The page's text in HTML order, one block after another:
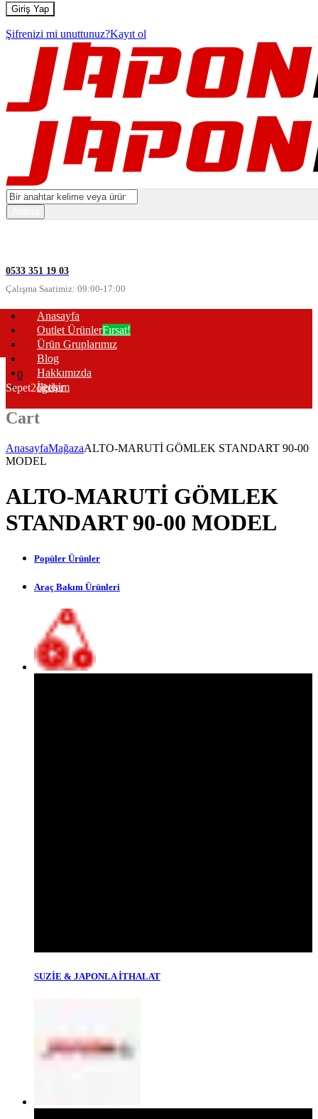
Şifrenizi mi unuttunuz?Kayıt ol
0533 351 19 03
Çalışma Saatimiz: 09:00-17:00
Anasayfa
Outlet ÜrünlerFırsat!
Ürün Gruplarımız
Blog
Hakkımızda
İletişim
0
Sepet2öğeler
Cart
AnasayfaMağazaALTO-MARUTİ GÖMLEK STANDART 90-00
MODEL
ALTO-MARUTİ GÖMLEK
STANDART 90-00 MODEL
Popüler Ürünler
Araç Bakım Ürünleri
SUZİE & JAPONLA İTHALAT